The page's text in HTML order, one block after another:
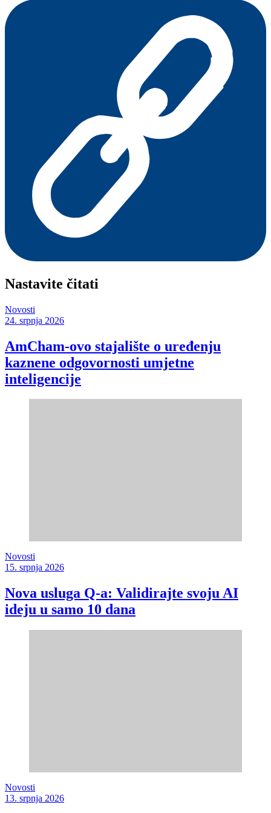
Nastavite čitati
Novosti
24. srpnja 2026
AmCham-ovo stajalište o uređenju
kaznene odgovornosti umjetne
inteligencije
Novosti
15. srpnja 2026
Nova usluga Q-a: Validirajte svoju AI
ideju u samo 10 dana
Novosti
13. srpnja 2026